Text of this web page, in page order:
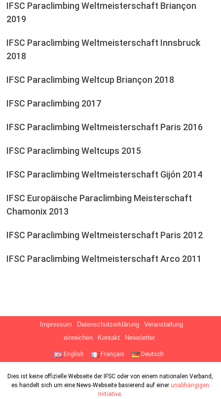
IFSC Paraclimbing Weltmeisterschaft Briançon
2019
IFSC Paraclimbing Weltmeisterschaft Innsbruck
2018
IFSC Paraclimbing Weltcup Briançon 2018
IFSC Paraclimbing 2017
IFSC Paraclimbing Weltmeisterschaft Paris 2016
IFSC Paraclimbing Weltcups 2015
IFSC Paraclimbing Weltmeisterschaft Gijón 2014
IFSC Europäische Paraclimbing Meisterschaft
Chamonix 2013
IFSC Paraclimbing Weltmeisterschaft Paris 2012
IFSC Paraclimbing Weltmeisterschaft Arco 2011
Impressum Datenschutzerklärung
Veranstaltung
einreichen
Kontakt Newsletter
English Français Deutsch
Dies ist keine offizielle Webseite der IFSC oder von einem nationalen Verband,
es handelt sich um eine News-Webseite basierend auf einer unabhängigen
Initiative.